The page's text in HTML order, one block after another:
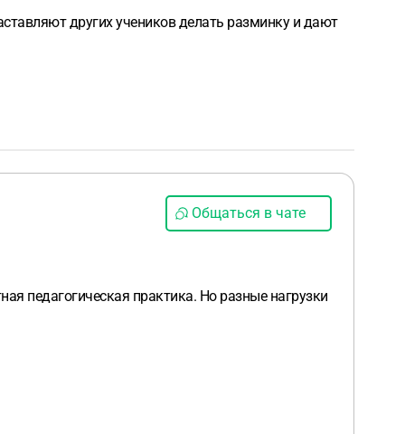
других учеников делать разминку и дают
Общаться в чате
педагогическая практика. Но разные нагрузки